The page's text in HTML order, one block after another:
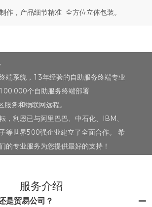
作，产品细节精准 全方位立体包装。
端系统，13年经验的自助服务终端专业
个自助服务终端部署
务和物联网远程。
，利恩已与阿里巴巴、中石化、IBM、
等世界500强企业建立了全面合作。 希
的专业服务为您提供最好的支持！
服务介绍
是贸易公司？